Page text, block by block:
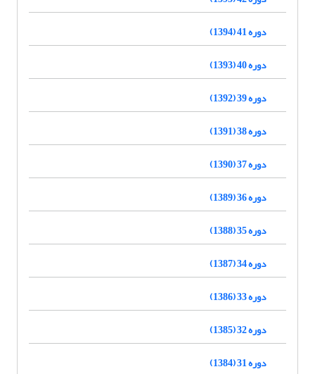
دوره 41 (1394)
دوره 40 (1393)
دوره 39 (1392)
دوره 38 (1391)
دوره 37 (1390)
دوره 36 (1389)
دوره 35 (1388)
دوره 34 (1387)
دوره 33 (1386)
دوره 32 (1385)
دوره 31 (1384)